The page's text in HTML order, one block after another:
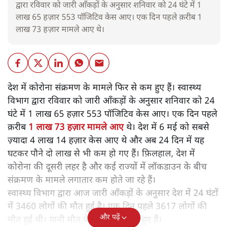
द्वारा रविवार को जारी आँकड़ों के अनुसार शनिवार को 24 घंटे में 1
लाख 65 हज़ार 553 पॉजिटिव केस आए। एक दिन पहले क़रीब 1
लाख 73 हज़ार मामले आए थे।
देश में कोरोना संक्रमण के मामले फिर से कम हुए हैं। स्वास्थ्य
विभाग द्वारा रविवार को जारी आँकड़ों के अनुसार शनिवार को 24
घंटे में 1 लाख 65 हज़ार 553 पॉजिटिव केस आए। एक दिन पहले
क़रीब1 लाख 73 हज़ार मामले आएथे। देश में 6 मई को सबसे
ज़्यादा 4 लाख 14 हज़ार केस आए थे और अब 24 दिन में यह
घटकर पौने दो लाख से भी कम हो गए हैं। फ़िलहाल, देश में
कोरोना की दूसरी लहर है और कई राज्यों में लॉकडाउन के बीच
संक्रमण के मामले लगातार कम होते जा रहे हैं।
स्वास्थ्य विभाग द्वारा आज जारी आँकड़ों के अनुसार देश में 24 घंटों
में 3460 लोगों की मौत हुई है। एक दिन पहले 3617 लोगों की
मौत हुई थी। यानी मौत के मामले भी कम हुए हैं।
और पढ़ें